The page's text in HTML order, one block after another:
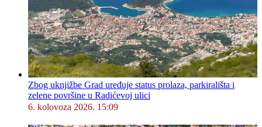
Zbog uknjižbe Grad uređuje status prolaza, parkirališta i
zelene površine u Radićevoj ulici
6. kolovoza 2026. 15:09